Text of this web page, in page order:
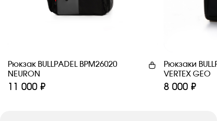
Рюкзак BULLPADEL BPM26020
NEURON
11 000 ₽
Рюкзаки
VERTEX GEO
8 000 ₽